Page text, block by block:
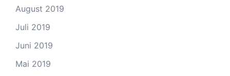
August 2019
Juli 2019
Juni 2019
Mai 2019